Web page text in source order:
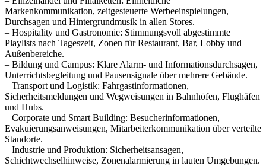
Markenkommunikation, zeitgesteuerte Werbeeinspielungen,
Durchsagen und Hintergrundmusik in allen Stores.
– Hospitality und Gastronomie: Stimmungsvoll abgestimmte
Playlists nach Tageszeit, Zonen für Restaurant, Bar, Lobby und
Außenbereiche.
– Bildung und Campus: Klare Alarm- und Informationsdurchsagen,
Unterrichtsbegleitung und Pausensignale über mehrere Gebäude.
– Transport und Logistik: Fahrgastinformationen,
Sicherheitsmeldungen und Wegweisungen in Bahnhöfen, Flughäfen
und Hubs.
– Corporate und Smart Building: Besucherinformationen,
Evakuierungsanweisungen, Mitarbeiterkommunikation über verteilte
Standorte.
– Industrie und Produktion: Sicherheitsansagen,
Schichtwechselhinweise, Zonenalarmierung in lauten Umgebungen.